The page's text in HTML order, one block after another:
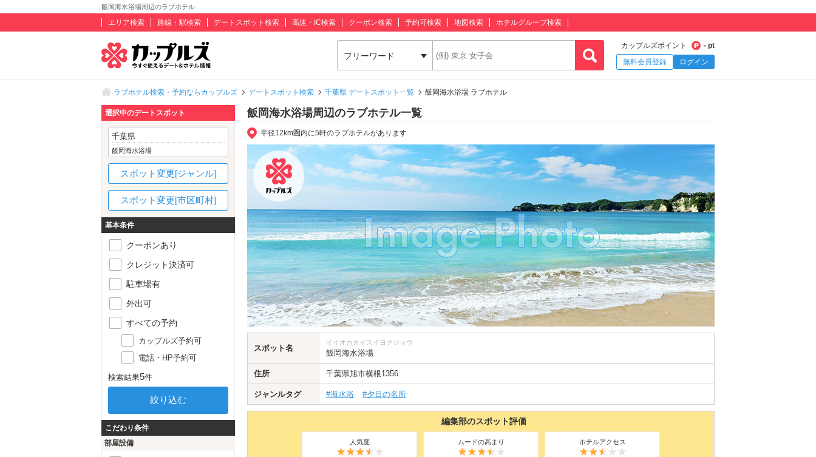
飯岡海水浴場周辺のラブホテル
エリア検索 路線・駅検索 デートスポット検索 高速・IC検索 クーポン検索 予約可検索 地図検索 ホテルグループ検索
フリーワード
カップルズポイント
- pt
無料会員登録
ログイン
ラブホテル検索・予約ならカップルズ デートスポット検索 千葉県 デートスポット一覧 飯岡海水浴場 ラブホテル
飯岡海水浴場周辺のラブホテル一覧
半径12km圏内に5軒のラブホテルがあります
スポット名
イイオカカイスイヨクジョウ
飯岡海水浴場
住所 千葉県旭市横根1356
ジャンルタグ #海水浴 #夕日の名所
編集部のスポット評価
人気度 ムードの高まり ホテルアクセス
選択中のデートスポット
千葉県
飯岡海水浴場
スポット変更[ジャンル]
スポット変更[市区町村]
基本条件
クーポンあり
クレジット決済可
駐車場有
外出可
すべての予約
カップルズ予約可
電話・HP予約可
検索結果5件
こだわり条件
部屋設備